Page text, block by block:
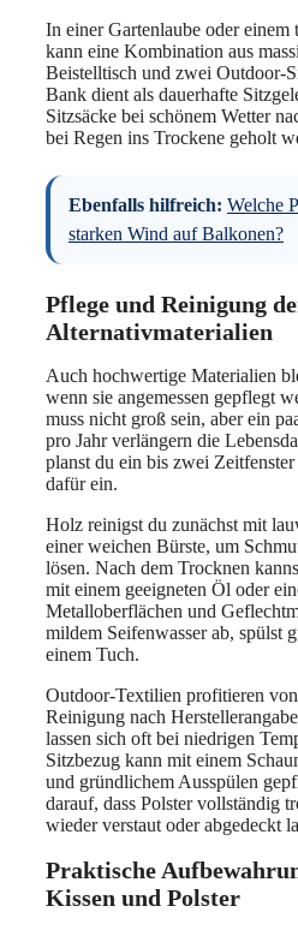
In einer Gartenlaube oder einem
kann eine Kombination aus
Beistelltisch und zwei Outdoor-
Bank dient als dauerhafte
Sitzsäcke bei schönem Wetter
bei Regen ins Trockene geholt
Ebenfalls hilfreich: Welche
starken Wind auf Balkonen?
Pflege und Reinigung
Alternativmaterialien
Auch hochwertige Materialien
wenn sie angemessen gepflegt
muss nicht groß sein, aber ein
pro Jahr verlängern die
planst du ein bis zwei
dafür ein.
Holz reinigst du zunächst mit
einer weichen Bürste, um
lösen. Nach dem Trocknen
mit einem geeigneten Öl oder
Metalloberflächen und
mildem Seifenwasser ab, spülst
einem Tuch.
Outdoor-Textilien profitieren
Reinigung nach
lassen sich oft bei niedrigen
Sitzbezug kann mit einem
und gründlichem Ausspülen
darauf, dass Polster vollständig
wieder verstaut oder abgedeckt
Praktische
Kissen und Polster